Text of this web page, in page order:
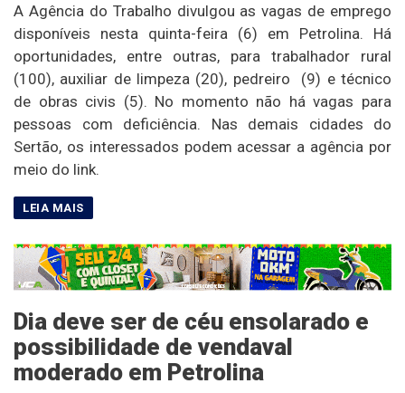
A Agência do Trabalho divulgou as vagas de emprego
disponíveis nesta quinta-feira (6) em Petrolina. Há
oportunidades, entre outras, para trabalhador rural
(100), auxiliar de limpeza (20), pedreiro (9) e técnico
de obras civis (5). No momento não há vagas para
pessoas com deficiência. Nas demais cidades do
Sertão, os interessados podem acessar a agência por
meio do link.
Dia deve ser de céu ensolarado e
possibilidade de vendaval
moderado em Petrolina